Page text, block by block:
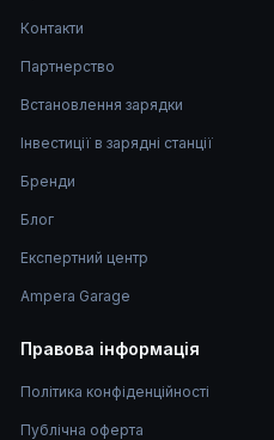
Контакти
Партнерство
Встановлення зарядки
Інвестиції в зарядні станції
Бренди
Блог
Експертний центр
Ampera Garage
Правова інформація
Політика конфіденційності
Публічна оферта